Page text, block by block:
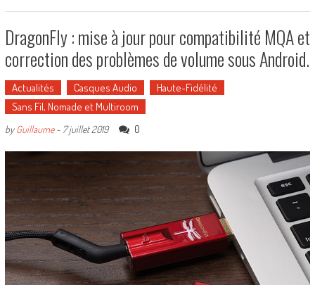
DragonFly : mise à jour pour compatibilité MQA et
correction des problèmes de volume sous Android.
Actualités Casques Audio
Haute-Fidélité
Sans Fil, Nomade et Multiroom
byGuillaume- 7 juillet 2019 0